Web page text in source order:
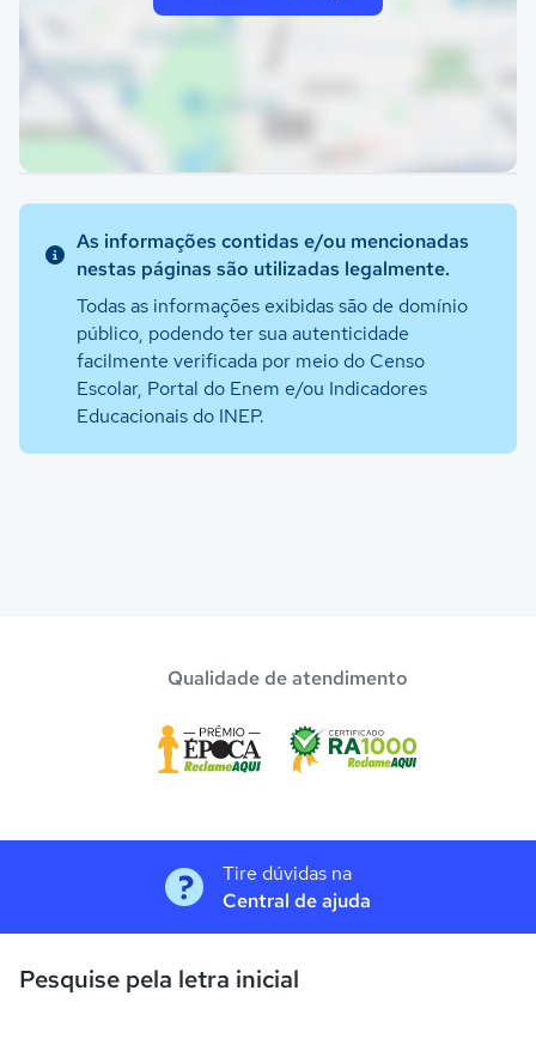
As informações contidas e/ou mencionadas
nestas páginas são utilizadas legalmente.
Todas as informações exibidas são de domínio
público, podendo ter sua autenticidade
facilmente verificada por meio do Censo
Escolar, Portal do Enem e/ou Indicadores
Educacionais do INEP.
Qualidade de atendimento
Tire dúvidas na
Central de ajuda
Pesquise pela letra inicial